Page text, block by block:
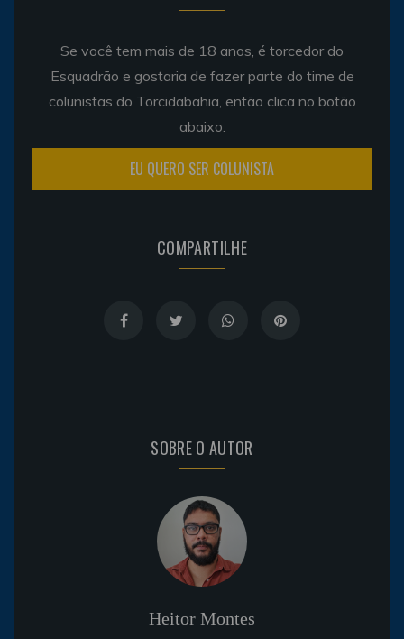
Se você tem mais de 18 anos, é torcedor do
Esquadrão e gostaria de fazer parte do time de
colunistas do Torcidabahia, então clica no botão
abaixo.
EU QUERO SER COLUNISTA
COMPARTILHE
SOBRE O AUTOR
Heitor Montes